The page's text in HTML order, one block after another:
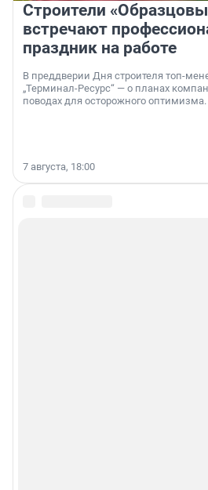
Строители
встречают
праздник на работе
В преддверии Дня строителя топ-
„Терминал-Ресурс“ — о планах
поводах для осторожного оптимизма.
7 августа, 18:00